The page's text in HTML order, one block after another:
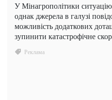
У Мінагрополітики
однак джерела в галузі
можливість додаткових
зупинити катастрофічне